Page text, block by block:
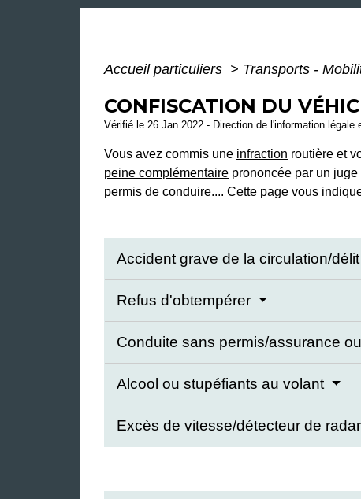
Accueil particuliers > Transports -
CONFISCATION DU
Vérifié le 26 Jan 2022 - Direction de l'information
Vous avez commis une infraction routière et
peine complémentaire prononcée par un
permis de conduire.... Cette page vous
Accident grave de la circulation/
Refus d'obtempérer
Conduite sans permis/assurance
Alcool ou stupéfiants au volant
Excès de vitesse/détecteur de radar